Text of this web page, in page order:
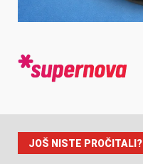
JOŠ NISTE PROČITALI?